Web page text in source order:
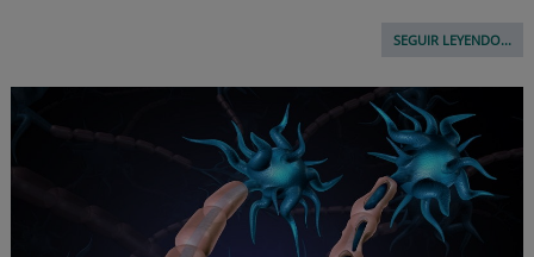
SEGUIR LEYENDO...